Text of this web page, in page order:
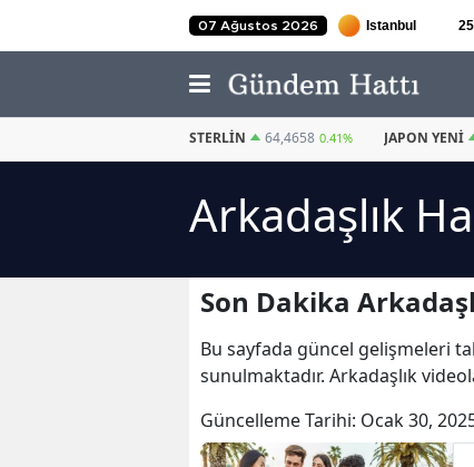
07 Ağustos 2026 25
STERLIN 64,4658 0.41% JAPON YENI
Arkadaşlık
Son Dakika
Bu sayfada güncel gelişmeleri
sunulmaktadır. Arkadaşlık
Güncelleme Tarihi: Ocak 30,